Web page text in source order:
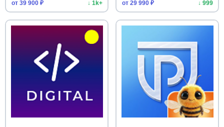
от 39 900 ₽ ↓ 1k+ от 29 990 ₽ ↓ 999